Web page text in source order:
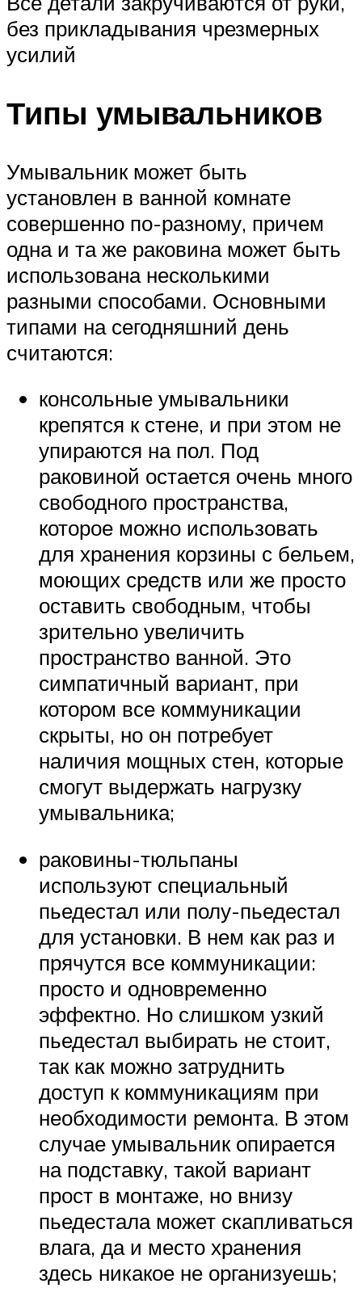
без прикладывания чрезмерных
усилий
Типы умывальников
Умывальник может быть
установлен в ванной комнате
совершенно по-разному, причем
одна и та же раковина может быть
использована несколькими
разными способами. Основными
типами на сегодняшний день
считаются:
консольные умывальники
крепятся к стене, и при этом не
упираются на пол. Под
раковиной остается очень много
свободного пространства,
которое можно использовать
для хранения корзины с бельем,
моющих средств или же просто
оставить свободным, чтобы
зрительно увеличить
пространство ванной. Это
симпатичный вариант, при
котором все коммуникации
скрыты, но он потребует
наличия мощных стен, которые
смогут выдержать нагрузку
умывальника;
раковины-тюльпаны
используют специальный
пьедестал или полу-пьедестал
для установки. В нем как раз и
прячутся все коммуникации:
просто и одновременно
эффектно. Но слишком узкий
пьедестал выбирать не стоит,
так как можно затруднить
доступ к коммуникациям при
необходимости ремонта. В этом
случае умывальник опирается
на подставку, такой вариант
прост в монтаже, но внизу
пьедестала может скапливаться
влага, да и место хранения
здесь никакое не организуешь;